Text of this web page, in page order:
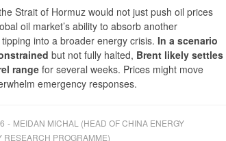
Strait of Hormuz would not just push oil prices
oil market’s ability to absorb another
into a broader energy crisis. In a scenario
but not fully halted, Brent likely settles
rangefor several weeks. Prices might move
emergency responses.
MEIDAN MICHAL (HEAD OF CHINA ENERGY
RESEARCH PROGRAMME)